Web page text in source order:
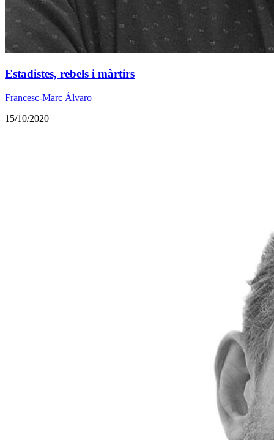
Estadistes, rebels i màrtirs
Francesc-Marc Álvaro
15/10/2020